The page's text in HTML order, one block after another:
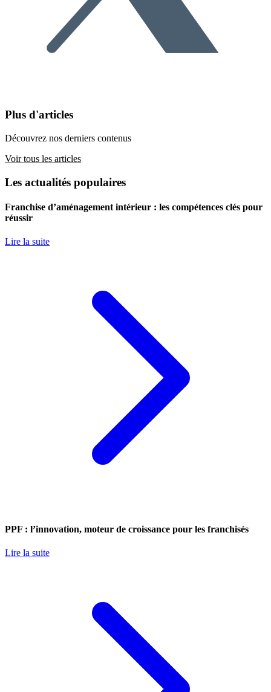
Plus d'articles
Découvrez nos derniers contenus
Voir tous les articles
Les actualités populaires
Franchise d’aménagement intérieur : les compétences clés pour
réussir
Lire la suite
PPF : l’innovation, moteur de croissance pour les franchisés
Lire la suite